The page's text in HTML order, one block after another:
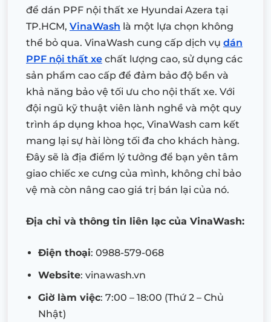
để dán PPF nội thất xe Hyundai Azera tại
TP.HCM, VinaWash là một lựa chọn không
thể bỏ qua. VinaWash cung cấp dịch vụ dán
PPF nội thất xe chất lượng cao, sử dụng các
sản phẩm cao cấp để đảm bảo độ bền và
khả năng bảo vệ tối ưu cho nội thất xe. Với
đội ngũ kỹ thuật viên lành nghề và một quy
trình áp dụng khoa học, VinaWash cam kết
mang lại sự hài lòng tối đa cho khách hàng.
Đây sẽ là địa điểm lý tưởng để bạn yên tâm
giao chiếc xe cưng của mình, không chỉ bảo
vệ mà còn nâng cao giá trị bán lại của nó.
Địa chỉ và thông tin liên lạc của VinaWash:
Điện thoại: 0988-579-068
Website: vinawash.vn
Giờ làm việc: 7:00 – 18:00 (Thứ 2 – Chủ
Nhật)